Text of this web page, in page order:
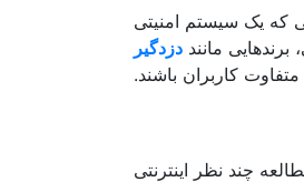
که یک سیستم امنیتی
مانند دزدگیر
کاربران باشند.
چند نظر اینترنتی